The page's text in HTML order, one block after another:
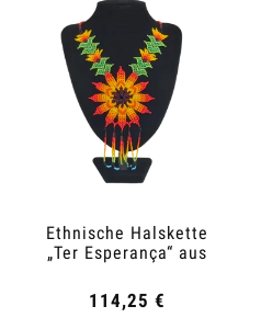
Ethnische Halskette
„Ter Esperança“ aus
114,25 €